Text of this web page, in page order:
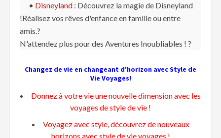
• Disneyland : Découvrez la magie de Disneyland
!Réalisez vos rêves d'enfance en famille ou entre
amis.?
N'attendez plus pour des Aventures Inoubliables ! ?️
Changez de vie en changeant d'horizon avec Style de
Vie Voyages!
Donnez à votre vie une nouvelle dimension avec les
voyages de style de vie !
Voyagez avec style, découvrez de nouveaux
horizons avec style de vie voyages !